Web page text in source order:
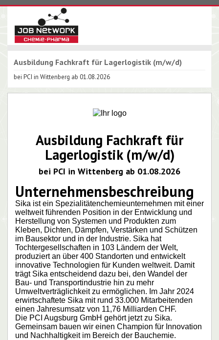
Ausbildung Fachkraft für Lagerlogistik (m/w/d)
bei PCI in Wittenberg ab 01.08.2026
Ausbildung Fachkraft für
Lagerlogistik (m/w/d)
bei PCI in Wittenberg ab 01.08.2026
Unternehmensbeschreibung
Sika ist ein Spezialitätenchemieunternehmen mit einer
weltweit führenden Position in der Entwicklung und
Herstellung von Systemen und Produkten zum
Kleben, Dichten, Dämpfen, Verstärken und Schützen
im Bausektor und in der Industrie. Sika hat
Tochtergesellschaften in 103 Ländern der Welt,
produziert an über 400 Standorten und entwickelt
innovative Technologien für Kunden weltweit. Damit
trägt Sika entscheidend dazu bei, den Wandel der
Bau- und Transportindustrie hin zu mehr
Umweltverträglichkeit zu ermöglichen. Im Jahr 2024
erwirtschaftete Sika mit rund 33.000 Mitarbeitenden
einen Jahresumsatz von 11,76 Milliarden CHF.
Die PCI Augsburg GmbH gehört jetzt zu Sika.
Gemeinsam bauen wir einen Champion für Innovation
und Nachhaltigkeit im Bereich der Bauchemie.